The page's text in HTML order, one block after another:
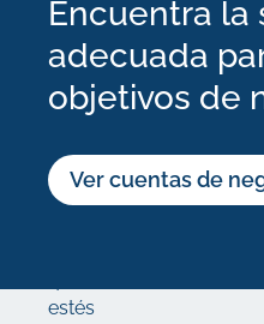
acceder
a
fondos
los
necesites.
estés
Encuentra la
adecuada
objetivos de
Ver cuentas de